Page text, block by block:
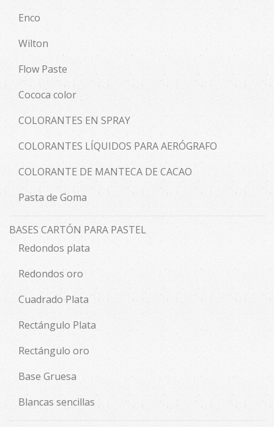
Enco
Wilton
Flow Paste
Cococa color
COLORANTES EN SPRAY
COLORANTES LÍQUIDOS PARA AERÓGRAFO
COLORANTE DE MANTECA DE CACAO
Pasta de Goma
BASES CARTÓN PARA PASTEL
Redondos plata
Redondos oro
Cuadrado Plata
Rectángulo Plata
Rectángulo oro
Base Gruesa
Blancas sencillas